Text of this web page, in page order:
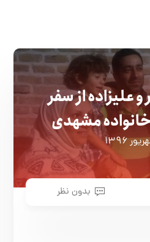
علیزاده از سفر
مشهدی
بدون نظر